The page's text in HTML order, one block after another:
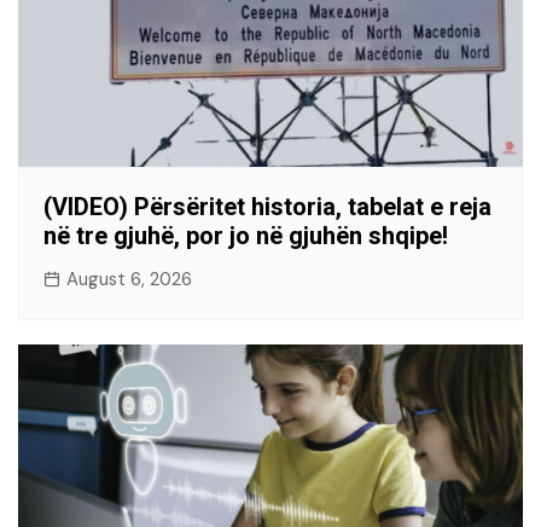
(VIDEO) Përsëritet historia, tabelat e reja
në tre gjuhë, por jo në gjuhën shqipe!
August 6, 2026